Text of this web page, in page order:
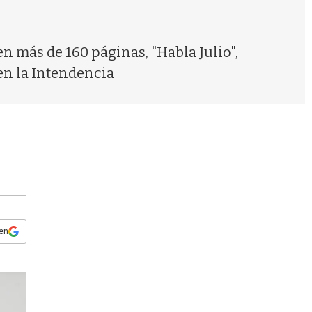
más de 160 páginas, "Habla Julio",
la Intendencia